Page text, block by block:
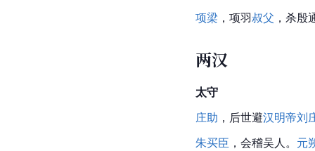
项梁 ，项羽叔父 ，杀殷
两汉
太守
庄助 ，后世避汉明帝刘
朱买臣 ，会稽吴人。 元